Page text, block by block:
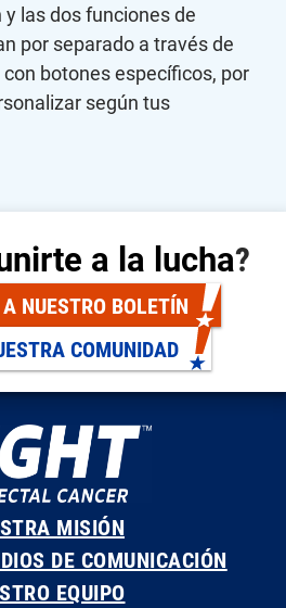
las dos funciones de
por separado a través de
botones específicos, por
según tus
a la lucha?
NUESTRO BOLETÍN
COMUNIDAD
MISIÓN
DE COMUNICACIÓN
EQUIPO